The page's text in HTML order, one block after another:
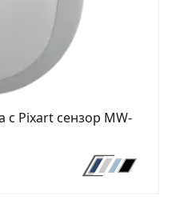
Pixart сензор MW-